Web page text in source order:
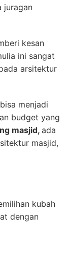
juragan
kesan
ini sangat
arsitektur
bisa menjadi
budget yang
masjid, ada
masjid,
kubah
dengan